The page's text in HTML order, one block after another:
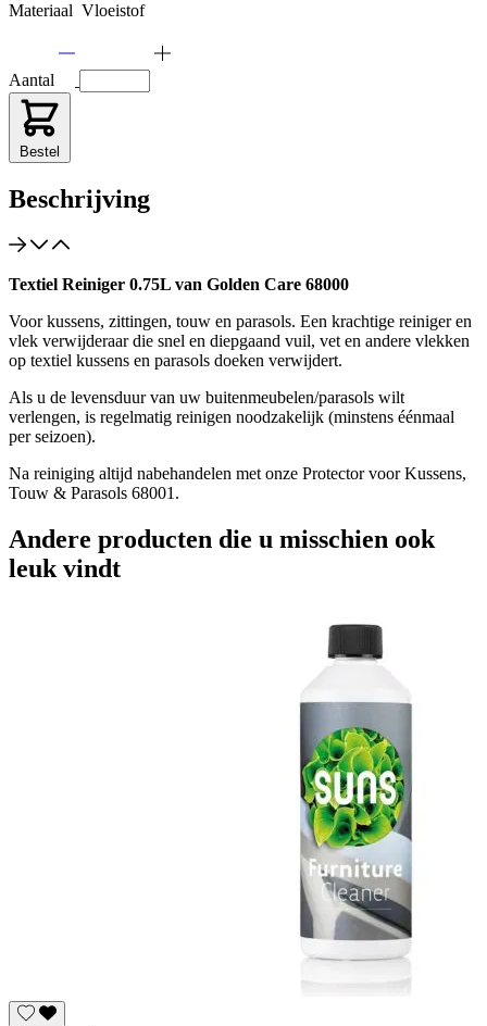
Materiaal Vloeistof
Aantal
Bestel
Beschrijving
Textiel Reiniger 0.75L van Golden Care 68000
Voor kussens, zittingen, touw en parasols. Een krachtige reiniger en
vlek verwijderaar die snel en diepgaand vuil, vet en andere vlekken
op textiel kussens en parasols doeken verwijdert.
Als u de levensduur van uw buitenmeubelen/parasols wilt
verlengen, is regelmatig reinigen noodzakelijk (minstens éénmaal
per seizoen).
Na reiniging altijd nabehandelen met onze Protector voor Kussens,
Touw & Parasols 68001.
Andere producten die u misschien ook
leuk vindt